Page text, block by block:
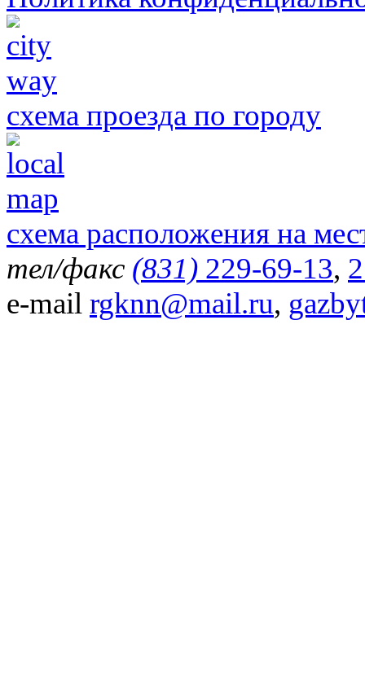
схема проезда по городу
схема расположения на
тел/факс (831) 229-69-13,
e-mail rgknn@mail.ru,